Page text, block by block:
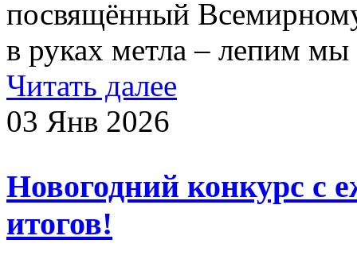
посвящённый
в руках метла – лепим
Читать далее
03 Янв 2026
Новогодний конкурс с
итогов!